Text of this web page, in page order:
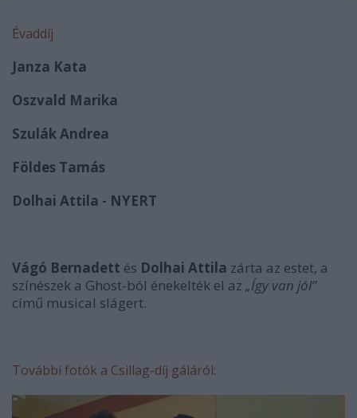
Évaddíj
Janza Kata
Oszvald Marika
Szulák Andrea
Földes Tamás
Dolhai Attila - NYERT
Vágó Bernadett és Dolhai Attila zárta az estet, a
színészek a Ghost-ból énekelték el az „Így van jól”
című musical slágert.
További fotók a Csillag-díj gáláról: